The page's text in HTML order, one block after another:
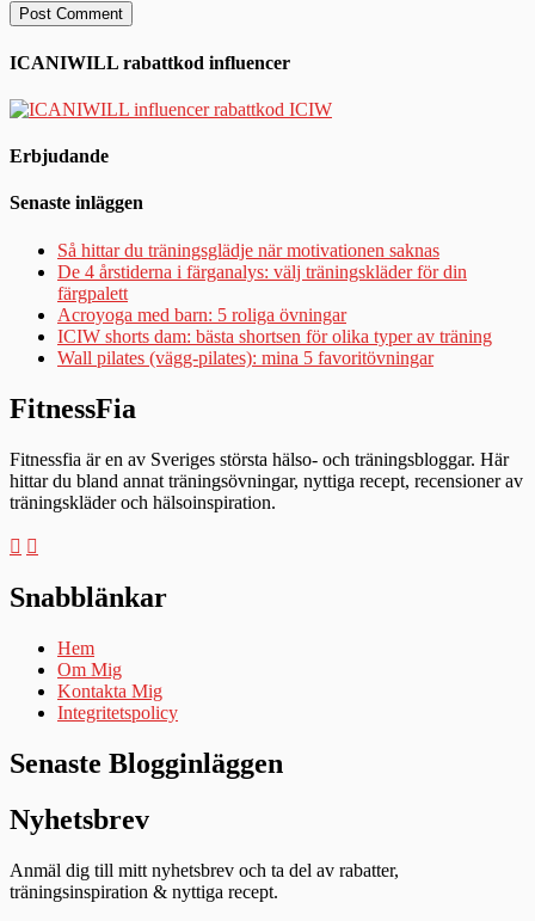
ICANIWILL rabattkod influencer
Erbjudande
Senaste inläggen
Så hittar du träningsglädje när motivationen saknas
De 4 årstiderna i färganalys: välj träningskläder för din
färgpalett
Acroyoga med barn: 5 roliga övningar
ICIW shorts dam: bästa shortsen för olika typer av träning
Wall pilates (vägg-pilates): mina 5 favoritövningar
FitnessFia
Fitnessfia är en av Sveriges största hälso- och träningsbloggar. Här
hittar du bland annat träningsövningar, nyttiga recept, recensioner av
träningskläder och hälsoinspiration.
Snabblänkar
Hem
Om Mig
Kontakta Mig
Integritetspolicy
Senaste Blogginläggen
Nyhetsbrev
Anmäl dig till mitt nyhetsbrev och ta del av rabatter,
träningsinspiration & nyttiga recept.